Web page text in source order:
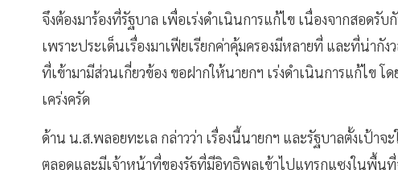
จึงต้องมาร้องที่รัฐบาล เพื่อเร่งดำเนินการแก้ไข เนื่องจากสอด
เพราะประเด็นเรื่องมาเฟียเรียกค่าคุ้มครองมีหลายที่ และที่น่า
ที่เข้ามามีส่วนเกี่ยวข้อง ขอฝากให้นายกฯ เร่งดำเนินการแก้ไข
เคร่งครัด
ด้าน น.ส.พลอยทะเล กล่าวว่า เรื่องนี้นายกฯ และรัฐบาลตั้งเป้า
ตลอดและมีเจ้าหน้าที่ของรัฐที่มีอิทธิพลเข้าไปแทรกแซงในพื้น